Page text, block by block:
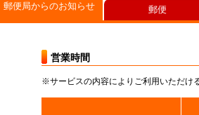
郵便局からのお知らせ
営業時間
※サービスの内容によりご利用いただけ
郵便